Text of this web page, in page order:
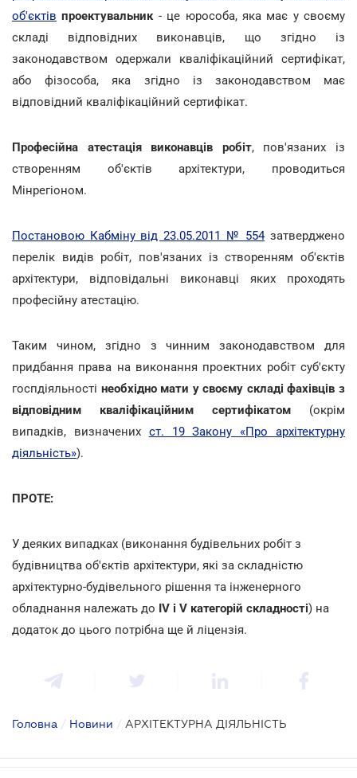
об'єктів проектувальник - це юрособа, яка має у своєму
складі відповідних виконавців, що згідно із
законодавством одержали кваліфікаційний сертифікат,
або фізособа, яка згідно із законодавством має
відповідний кваліфікаційний сертифікат.
Професійна атестація виконавців робіт, пов'язаних із
створенням об'єктів архітектури, проводиться
Мінрегіоном.
Постановою Кабміну від 23.05.2011 № 554затверджено
перелік видів робіт, пов'язаних із створенням об'єктів
архітектури, відповідальні виконавці яких проходять
професійну атестацію.
Таким чином, згідно з чинним законодавством для
придбання права на виконання проектних робіт суб'єкту
госпдіяльності необхідно мати у своєму складі фахівців з
відповідним кваліфікаційним сертифікатом (окрім
випадків, визначених ст. 19 Закону «Про архітектурну
діяльність»).
ПРОТЕ:
У деяких випадках (виконання будівельних робіт з
будівництва об'єктів архітектури, які за складністю
архітектурно-будівельного рішення та інженерного
обладнання належать до IV і V категорій складності) на
додаток до цього потрібна ще й ліцензія.
Головна / Новини / АРХІТЕКТУРНА ДІЯЛЬНІСТЬ